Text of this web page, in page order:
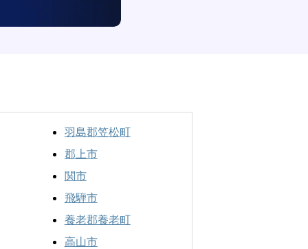
羽島郡笠松町
郡上市
関市
飛騨市
養老郡養老町
高山市